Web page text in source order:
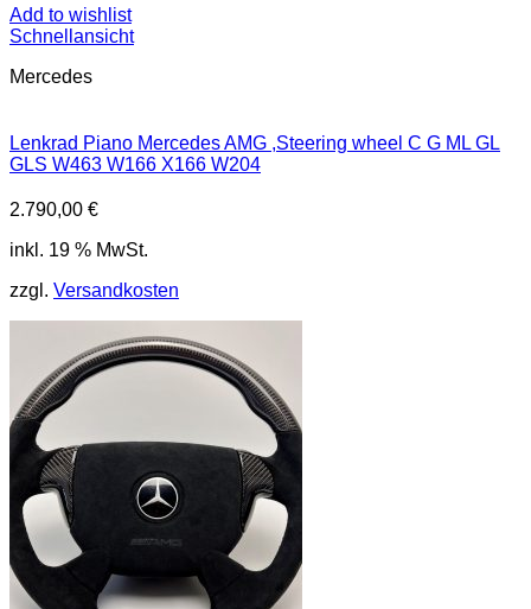
Add to wishlist
Schnellansicht
Mercedes
Lenkrad Piano Mercedes AMG ,Steering wheel C G ML GL
GLS W463 W166 X166 W204
2.790,00 €
inkl. 19 % MwSt.
zzgl. Versandkosten